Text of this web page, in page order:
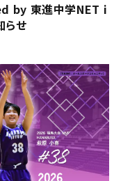
by 東進中学NET i
らせ